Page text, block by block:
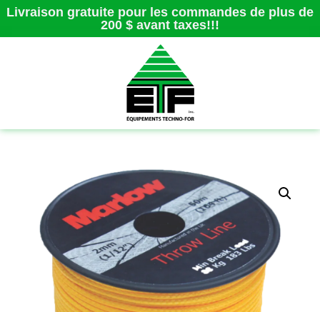
Livraison gratuite pour les commandes de plus de
200 $ avant taxes!!!